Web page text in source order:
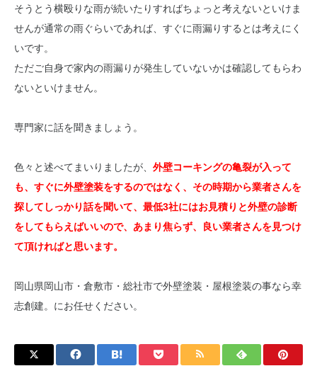
そうとう横殴りな雨が続いたりすればちょっと考えないといけま
せんが通常の雨ぐらいであれば、すぐに雨漏りするとは考えにく
いです。
ただご自身で家内の雨漏りが発生していないかは確認してもらわ
ないといけません。
専門家に話を聞きましょう。
色々と述べてまいりましたが、 外壁コーキングの亀裂が入って
も、すぐに外壁塗装をするのではなく、その時期から業者さんを
探してしっかり話を聞いて、最低3社にはお見積りと外壁の診断
をしてもらえばいいので、あまり焦らず、良い業者さんを見つけ
て頂ければと思います。
岡山県岡山市・倉敷市・総社市で外壁塗装・屋根塗装の事なら幸
志創建。にお任せください。